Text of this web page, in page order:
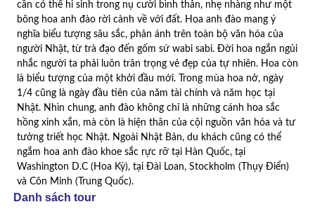
cần có thể hi sinh trong nụ cười bình thản, nhẹ nhàng như một
bông hoa anh đào rời cành về với đất. Hoa anh đào mang ý
nghĩa biểu tượng sâu sắc, phản ánh trên toàn bộ văn hóa của
người Nhật, từ trà đạo đến gốm sứ wabi sabi. Đời hoa ngắn ngủi
nhắc người ta phải luôn trân trọng vẻ đẹp của tự nhiên. Hoa còn
là biểu tượng của một khởi đầu mới. Trong mùa hoa nở, ngày
1/4 cũng là ngày đầu tiên của năm tài chính và năm học tại
Nhật. Nhìn chung, anh đào không chỉ là những cánh hoa sắc
hồng xinh xắn, mà còn là hiện thân của cội nguồn văn hóa và tư
tưởng triết học Nhật. Ngoài Nhật Bản, du khách cũng có thể
ngắm hoa anh đào khoe sắc rực rỡ tại Hàn Quốc, tại
Washington D.C (Hoa Kỳ), tại Đài Loan, Stockholm (Thụy Điển)
và Côn Minh (Trung Quốc).
Danh sách tour